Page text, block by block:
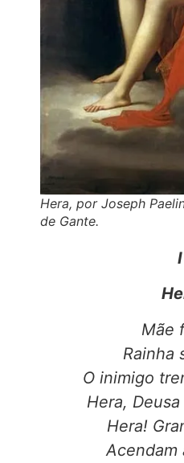
Hera, por Joseph
de Gante.
I
Mãe
Rainha
O inimigo
Hera,
Hera!
Acendam